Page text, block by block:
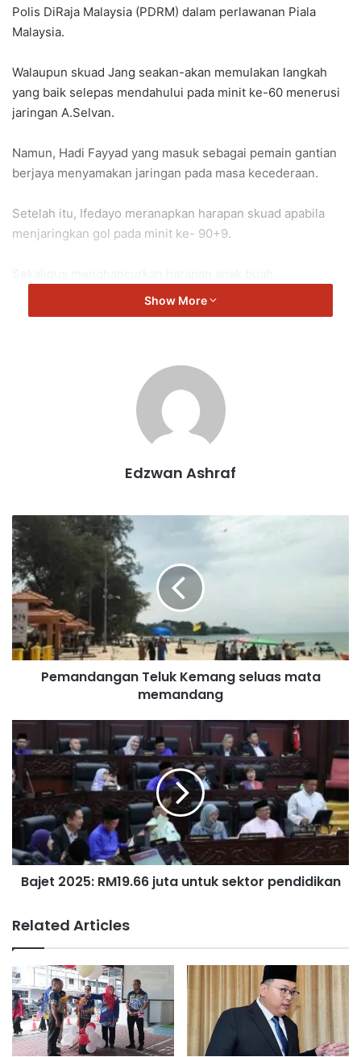
Polis DiRaja Malaysia (PDRM) dalam perlawanan Piala
Malaysia.
Walaupun skuad Jang seakan-akan memulakan langkah
yang baik selepas mendahului pada minit ke-60 menerusi
jaringan A.Selvan.
Namun, Hadi Fayyad yang masuk sebagai pemain gantian
berjaya menyamakan jaringan pada masa kecederaan.
Setelah itu, Ifedayo meranapkan harapan skuad apabila
menjaringkan gol pada minit ke- 90+9.
K.Nanthakumar dan penyokong tuan rumah.
Show More
Edzwan Ashraf
P
e
m
a
n
d
a
n
g
e
l
u
k
K
m
a
n
l
u
s
m
a
t
a
Pemandangan Teluk Kemang seluas mata
memandang
a
e
t
2
2
5
1
9
.
6
6
j
u
t
Bajet 2025: RM19.66 juta untuk sektor pendidikan
Related Articles